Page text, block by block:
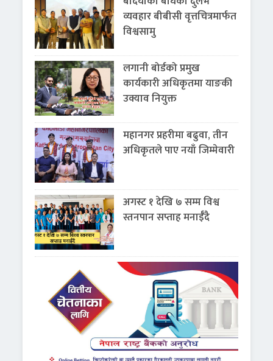
व्यवहार बीबीसी वृत्तचित्रमार्फत
विश्वसामु
लगानी बोर्डको प्रमुख
कार्यकारी अधिकृतमा याङकी
उक्याव नियुक्त
महानगर प्रहरीमा बढुवा, तीन
अधिकृतले पाए नयाँ जिम्मेवारी
अगस्ट १ देखि ७ सम्म विश्व
स्तनपान सप्ताह मनाईँदै